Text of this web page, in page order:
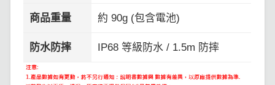
商品重量 約 90g (包含電池)
防水防摔 IP68 等級防水 / 1.5m 防摔